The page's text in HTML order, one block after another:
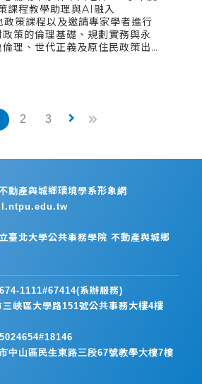
課程教學助理與AI融入
策課程以及邀請專家學者進行
策的倫理基礎、規劃實務與永
理、世代正義及原住民政策出
劃等地權管制與社會公平的辯
2 3 keyboard_arrow_right
1111#67414(系辦服務)
峽區大學路151號公共事務大樓4樓
中山區民生東路三段67號教學大樓7樓
動產與城鄉環境學系形象網
臺北大學公共事務學院 不動產與城鄉